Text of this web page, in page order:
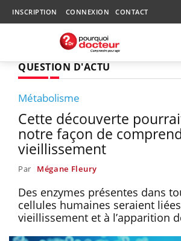
INSCRIPTION CONNEXION CONTACT
QUESTION D'ACTU
Métabolisme
Cette découverte
notre façon de
vieillissement
Par Mégane Fleury
Des enzymes présentes dans
cellules humaines seraient
vieillissement et à l’apparition